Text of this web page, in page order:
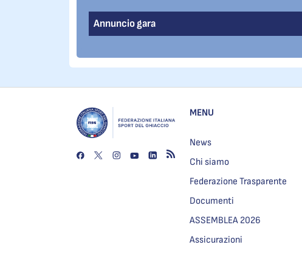
Annuncio gara
MENU
News
Chi siamo
Federazione Trasparente
Documenti
ASSEMBLEA 2026
Assicurazioni